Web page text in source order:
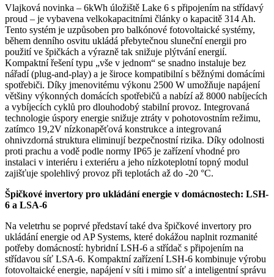
Vlajková novinka – 6kWh úložiště Lake 6 s připojením na střídavý
proud – je vybavena velkokapacitními články o kapacitě 314 Ah.
Tento systém je uzpůsoben pro balkónové fotovoltaické systémy,
během denního osvitu ukládá přebytečnou sluneční energii pro
použití ve špičkách a výrazně tak snižuje plýtvání energií.
Kompaktní řešení typu „vše v jednom“ se snadno instaluje bez
nářadí (plug-and-play) a je široce kompatibilní s běžnými domácími
spotřebiči. Díky jmenovitému výkonu 2500 W umožňuje napájení
většiny výkonných domácích spotřebičů a nabízí až 8000 nabíjecích
a vybíjecích cyklů pro dlouhodobý stabilní provoz. Integrovaná
technologie úspory energie snižuje ztráty v pohotovostním režimu,
zatímco 19,2V nízkonapěťová konstrukce a integrovaná
ohnivzdorná struktura eliminují bezpečnostní rizika. Díky odolnosti
proti prachu a vodě podle normy IP65 je zařízení vhodné pro
instalaci v interiéru i exteriéru a jeho nízkoteplotní topný modul
zajišťuje spolehlivý provoz při teplotách až do -20 °C.
Špičkové invertory pro ukládání energie v domácnostech: LSH-
6 a LSA-6
Na veletrhu se poprvé představí také dva špičkové invertory pro
ukládání energie od AP Systems, které dokážou naplnit rozmanité
potřeby domácností: hybridní LSH-6 a střídač s připojením na
střídavou síť LSA-6. Kompaktní zařízení LSH-6 kombinuje výrobu
fotovoltaické energie, napájení v síti i mimo síť a inteligentní správu